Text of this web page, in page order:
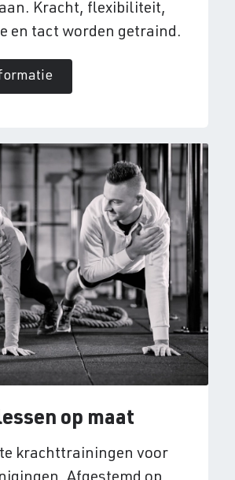
Kracht, flexibiliteit,
en tact worden getraind.
op maat
krachttrainingen voor